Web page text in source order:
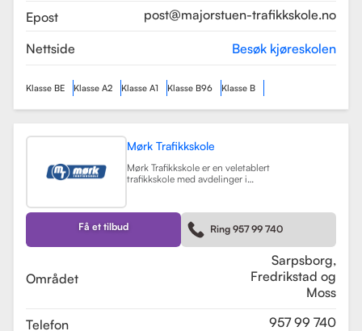
Epost
post@majorstuen-trafikkskole.no
Nettside Besøk kjøreskolen
Klasse BE Klasse A2 Klasse A1 Klasse B96 Klasse B
Mørk Trafikkskole
Mørk Trafikkskole er en veletablert
trafikkskole med avdelinger i
på undervisningen, og har fått
positive tilbakemeldinger fra elever,
med vurderinger som 5.0 i
Sarpsborg og 4.4 i Fredrikstad.
Få et tilbud Ring 957 99 740
Området
Sarpsborg,
Fredrikstad og
Moss
Telefon
957 99 740